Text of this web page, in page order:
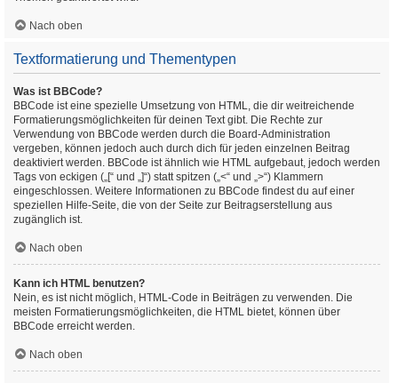
Nach oben
Textformatierung und Thementypen
Was ist BBCode?
BBCode ist eine spezielle Umsetzung von HTML, die dir weitreichende
Formatierungsmöglichkeiten für deinen Text gibt. Die Rechte zur
Verwendung von BBCode werden durch die Board-Administration
vergeben, können jedoch auch durch dich für jeden einzelnen Beitrag
deaktiviert werden. BBCode ist ähnlich wie HTML aufgebaut, jedoch werden
Tags von eckigen („[“ und „]“) statt spitzen („<“ und „>“) Klammern
eingeschlossen. Weitere Informationen zu BBCode findest du auf einer
speziellen Hilfe-Seite, die von der Seite zur Beitragserstellung aus
zugänglich ist.
Nach oben
Kann ich HTML benutzen?
Nein, es ist nicht möglich, HTML-Code in Beiträgen zu verwenden. Die
meisten Formatierungsmöglichkeiten, die HTML bietet, können über
BBCode erreicht werden.
Nach oben